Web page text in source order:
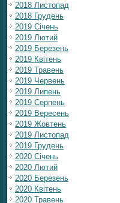
2018 Листопад
2018 Грудень
2019 Січень
2019 Лютий
2019 Березень
2019 Квітень
2019 Травень
2019 Червень
2019 Липень
2019 Серпень
2019 Вересень
2019 Жовтень
2019 Листопад
2019 Грудень
2020 Січень
2020 Лютий
2020 Березень
2020 Квітень
2020 Травень